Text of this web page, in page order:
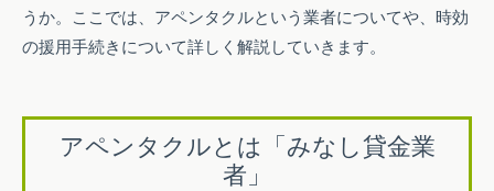
うか。ここでは、アペンタクルという業者についてや、時効
の援用手続きについて詳しく解説していきます。
アペンタクルとは「みなし貸金業
者」